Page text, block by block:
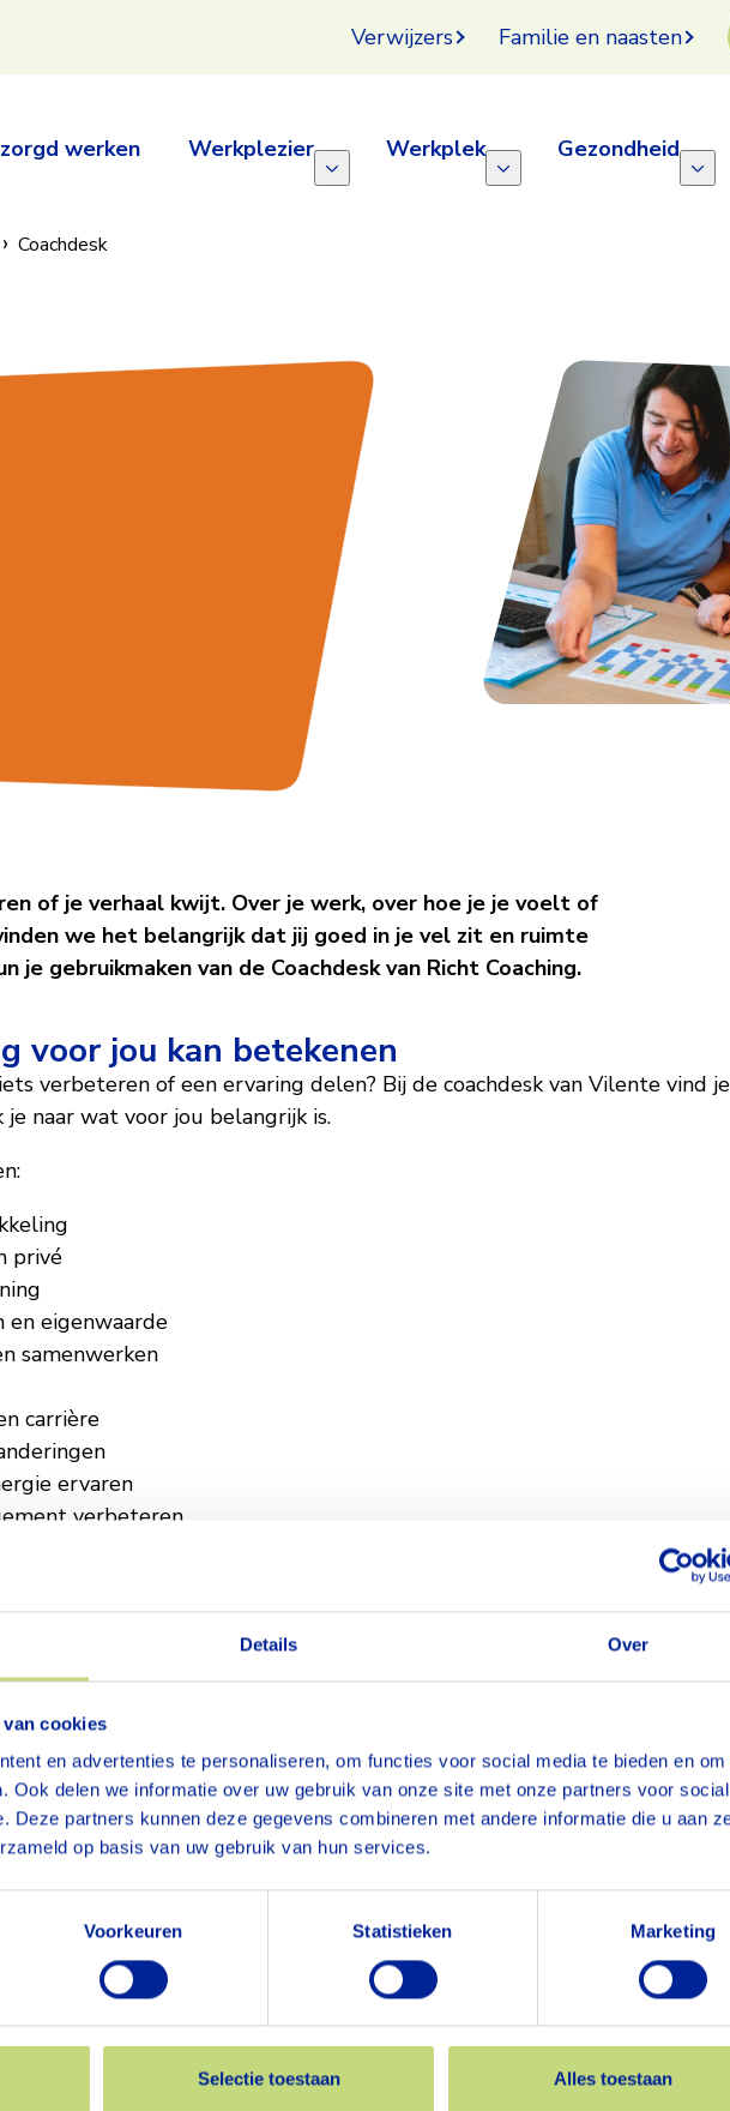
Details Over
cookies
en advertenties te personaliseren, om functies voor social media te bieden en om
Ook delen we informatie over uw gebruik van onze site met onze partners voor social
Deze partners kunnen deze gegevens combineren met andere informatie die u aan
op basis van uw gebruik van hun services.
Voorkeuren Statistieken Marketing
Selectie toestaan Alles toestaan
Verwijzers Familie en naasten
werken Werkplezier Werkplek Gezondheid
Coachdesk
of je verhaal kwijt. Over je werk, over hoe je je voelt of
we het belangrijk dat jij goed in je vel zit en ruimte
je gebruikmaken van de Coachdesk van Richt Coaching.
voor jou kan betekenen
verbeteren of een ervaring delen? Bij de coachdesk van Vilente vind
je naar wat voor jou belangrijk is.
privé
eigenwaarde
samenwerken
carrière
ervaren
verbeteren
belangrijk is.
stappen en concrete resultaten.
wilt omgaan met veranderingen of gezonder wilt leven: er is altijd
je deelt blijft tussen jou en je coach.
Werken
het soms alsof je altijd ‘aan’ staat? Dan is de e-learning Onbezorgd
aangeeft